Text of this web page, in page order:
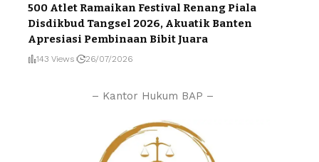
500 Atlet Ramaikan Festival Renang Piala
Disdikbud Tangsel 2026, Akuatik Banten
Apresiasi Pembinaan Bibit Juara
143 Views 26/07/2026
– Kantor Hukum BAP –